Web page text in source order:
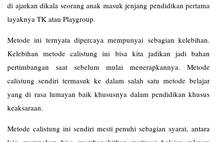
di ajarkan dikala seorang anak masuk jenjang pendidikan pertama
layaknya TK atau Playgroup.
Metode ini ternyata dipercaya mempunyai sebagian kelebihan.
Kelebihan metode calistung ini bisa kita jadikan jadi bahan
pertimbangan saat sebelum mulai menerapkannya. Metode
calistung sendiri termasuk ke dalam salah satu metode belajar
yang di rasa lumayan baik khususnya dalam pendidikan khusus
keaksaraan.
Metode calistung ini sendiri mesti penuhi sebagian syarat, antara